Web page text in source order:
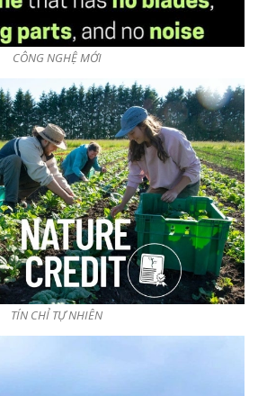
CÔNG NGHỆ MỚI
TÍN CHỈ TỰ NHIÊN